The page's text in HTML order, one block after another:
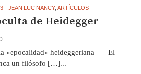
- JEAN LUC NANCY, ARTÍCULOS
de Heidegger
0
la «epocalidad» heideggeriana El
un filósofo […]...